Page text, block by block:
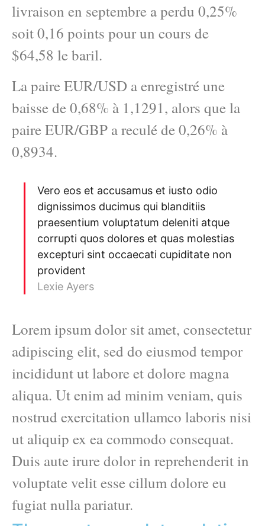
livraison en septembre a perdu 0,25%
soit 0,16 points pour un cours de
$64,58 le baril.
La paire EUR/USD a enregistré une
baisse de 0,68% à 1,1291, alors que la
paire EUR/GBP a reculé de 0,26% à
0,8934.
Vero eos et accusamus et iusto odio
dignissimos ducimus qui blanditiis
praesentium voluptatum deleniti atque
corrupti quos dolores et quas molestias
excepturi sint occaecati cupiditate non
provident
Lexie Ayers
Lorem ipsum dolor sit amet, consectetur
adipiscing elit, sed do eiusmod tempor
incididunt ut labore et dolore magna
aliqua. Ut enim ad minim veniam, quis
nostrud exercitation ullamco laboris nisi
ut aliquip ex ea commodo consequat.
Duis aute irure dolor in reprehenderit in
voluptate velit esse cillum dolore eu
fugiat nulla pariatur.